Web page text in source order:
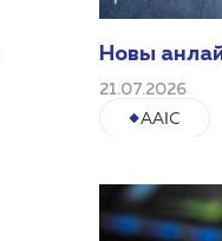
Новы
21.07.2026
ААІС